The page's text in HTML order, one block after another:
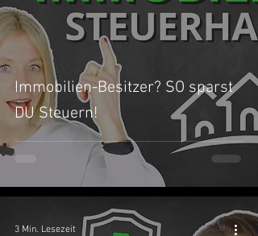
Immobilien-Besitzer? SO sparst
DU Steuern!
3 Min. Lesezeit